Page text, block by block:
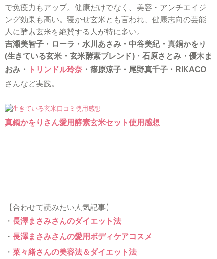
で免疫力もアップ。健康だけでなく、美容・アンチエイジ
ング効果も高い。寝かせ玄米とも言われ、健康志向の芸能
人に酵素玄米を絶賛する人が特に多い。
吉瀬美智子・ローラ・水川あさみ・中谷美紀・真鍋かをり
(生きている玄米 ・玄米酵素ブレンド)・石原さとみ・優木ま
おみ・
トリンドル玲奈 ・篠原涼子・尾野真千子・RIKACO
さんなど実践。
真鍋かをりさん愛用酵素玄米セット使用感想
【合わせて読みたい人気記事】
・ 長澤まさみさんのダイエット法
・ 長澤まさみさんの愛用ボディケアコスメ
・ 菜々緒さんの美容法＆ダイエット法